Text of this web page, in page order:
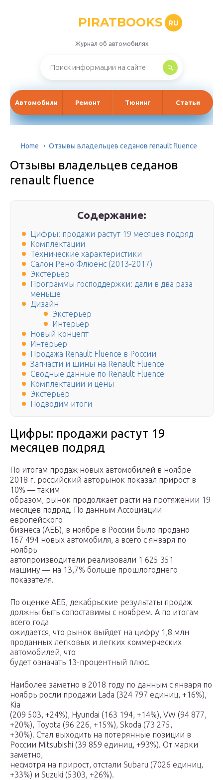
PIRATBOOKS RU
Журнал об автомобилях
Автомобили Ремонт Тюнинг Статьи
Home Отзывы владельцев седанов renault fluence
Отзывы владельцев седанов
renault fluence
Содержание:
Цифры: продажи растут 19 месяцев подряд
Комплектации
Технические характеристики
Салон Рено Флюенс (2013-2017)
Экстерьер
Программы господдержки: дали в два раза
меньше
Дизайн
Экстерьер
Интерьер
Новый концепт
Интерьер
Продажа Renault Fluence в России
Запчасти и шины на Renault Fluence
Сводные данные по Renault Fluence
Комплектации и цены
Экстерьер
Подводим итоги
Цифры: продажи растут 19
месяцев подряд
По итогам продаж новых автомобилей в ноябре
2018 г. российский авторынок показал прирост в
10% — таким
образом, рынок продолжает расти на протяжении 19
месяцев подряд. По данным Ассоциации
европейского
бизнеса (АЕБ), в ноябре в России было продано
167 494 новых автомобиля, а всего с января по
ноябрь
автопроизводители реализовали 1 625 351
машину — на 13,7% больше прошлогоднего
показателя.
По оценке АЕБ, декабрьские результаты продаж
должны быть сопоставимы с ноябрем. А по итогам
всего года
ожидается, что рынок выйдет на цифру 1,8 млн
проданных легковых и легких коммерческих
автомобилей, что
будет означать 13-процентный плюс.
Наиболее заметно в 2018 году по данным с января по
ноябрь росли продажи Lada (324 797 единиц, +16%),
Kia
(209 503, +24%), Hyundai (163 194, +14%), VW (94 877,
+20%), Toyota (96 226, +15%), Skoda (73 275,
+30%). Стал выходить на потерянные позиции в
России Mitsubishi (39 859 единиц, +93%). От марки
заметно,
несмотря на прирост, отстали Subaru (7026 единиц,
+33%) и Suzuki (5303, +26%).